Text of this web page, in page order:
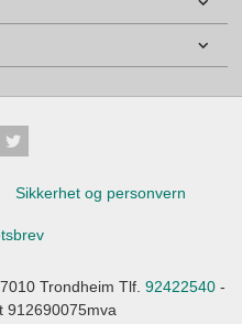
Sikkerhet og personvern
Trondheim Tlf. 92422540-
912690075mva